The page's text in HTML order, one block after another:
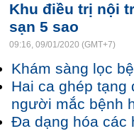
Khu điều trị nội
sạn 5 sao
09:16, 09/01/2020 (GMT+7)
Khám sàng lọc
Hai ca ghép tạng
người mắc bệnh
Đa dạng hóa các